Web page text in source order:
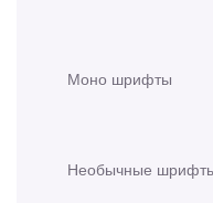
Моно шрифты
Необычные